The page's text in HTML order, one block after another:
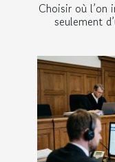
Choisir où l’on
seulement